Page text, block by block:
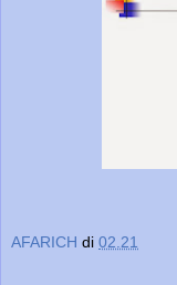
AFARICH di 02.21